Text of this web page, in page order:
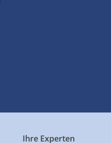
Ihre Experten